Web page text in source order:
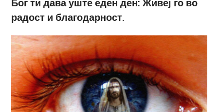
радост и благодарност.